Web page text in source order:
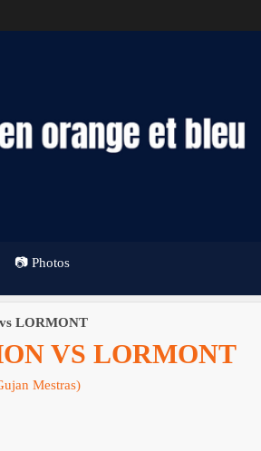
📷 Photos
LORMONT
VS LORMONT
Mestras)